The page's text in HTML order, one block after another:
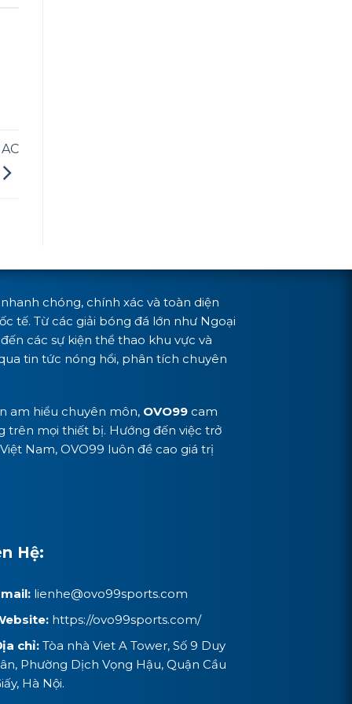
chóng, chính xác và toàn diện
tế. Từ các giải bóng đá lớn như Ngoại
các sự kiện thể thao khu vực và
tin tức nóng hổi, phân tích chuyên
am hiểu chuyên môn, OVO99 cam
trên mọi thiết bị. Hướng đến việc trở
Nam, OVO99 luôn đề cao giá trị
Hệ:
lienhe@ovo99sports.com
https://ovo99sports.com/
chỉ: Tòa nhà Viet A Tower, Số 9 Duy
Phường Dịch Vọng Hậu, Quận Cầu
Hà Nội.